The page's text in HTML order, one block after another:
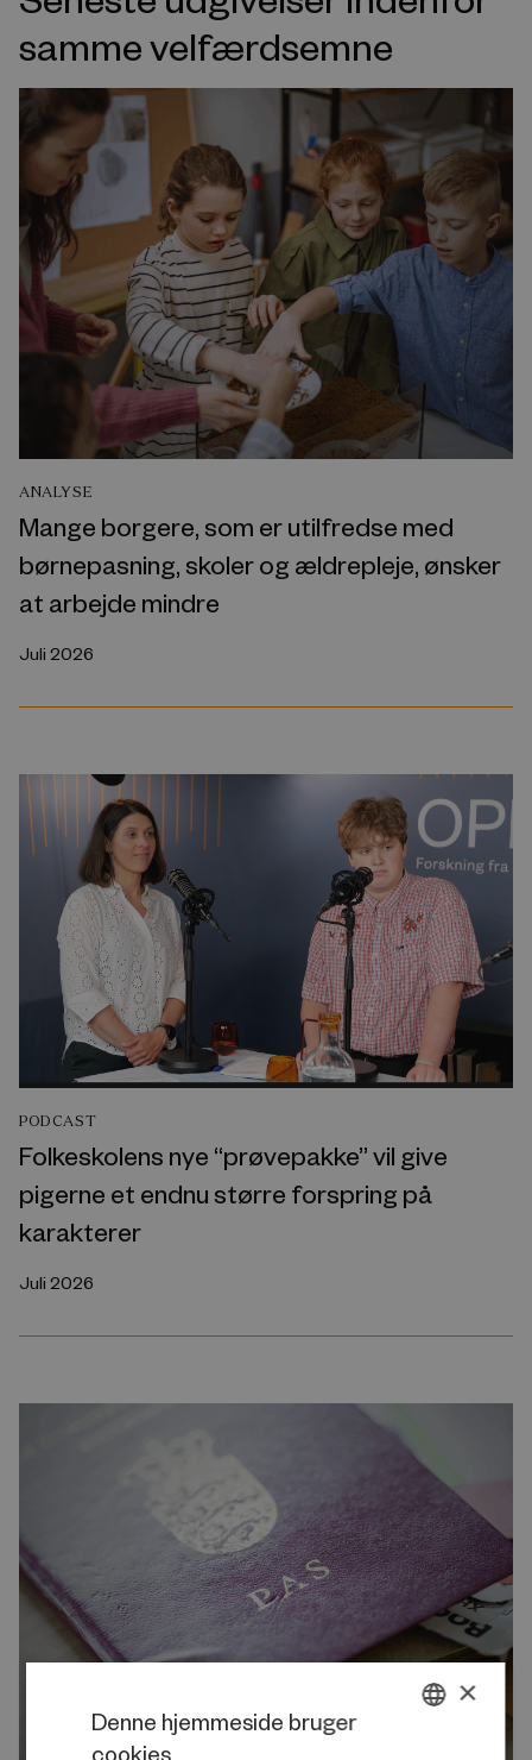
samme velfærdsemne
ANALYSE
Mange borgere, som er utilfredse med
børnepasning, skoler og ældrepleje, ønsker
at arbejde mindre
Juli 2026
PODCAST
Folkeskolens nye “prøvepakke” vil give
pigerne et endnu større forspring på
karakterer
Juli 2026
×
Denne hjemmeside bruger
cookies